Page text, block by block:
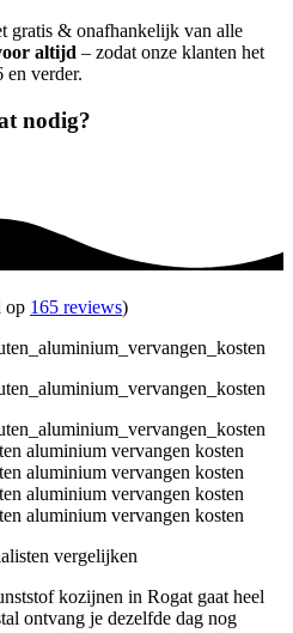
gratis & onafhankelijk van alle
altijd – zodat onze klanten het
en verder.
nodig?
op 165 reviews)
kozijnen in Rogat gaat heel
ontvang je dezelfde dag nog